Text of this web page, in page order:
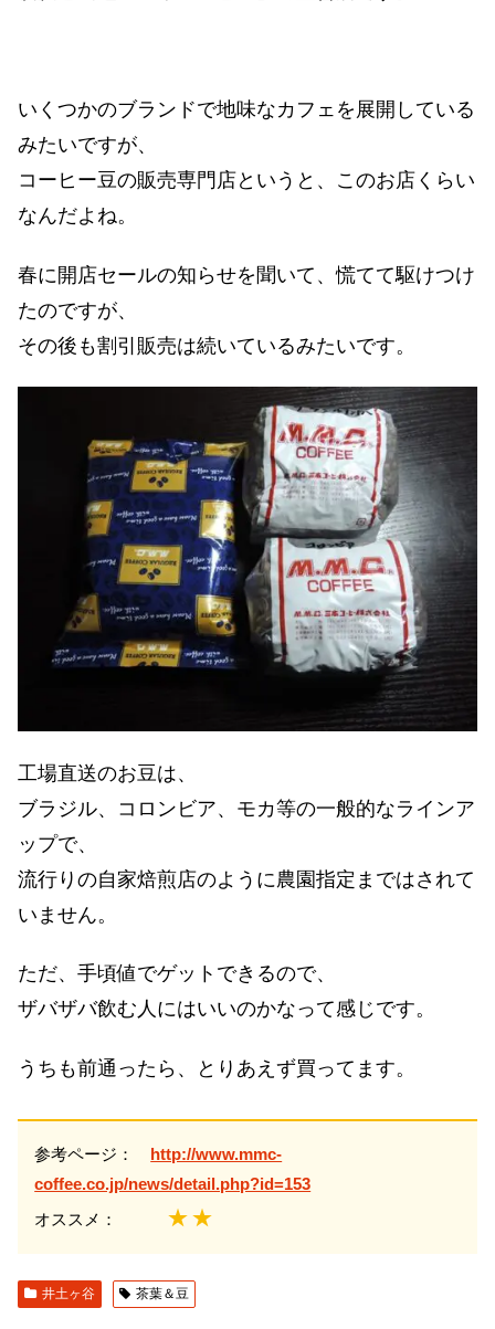
いくつかのブランドで地味なカフェを展開している
みたいですが、
コーヒー豆の販売専門店というと、このお店くらい
なんだよね。
春に開店セールの知らせを聞いて、慌てて駆けつけ
たのですが、
その後も割引販売は続いているみたいです。
工場直送のお豆は、
ブラジル、コロンビア、モカ等の一般的なラインア
ップで、
流行りの自家焙煎店のように農園指定まではされて
いません。
ただ、手頃値でゲットできるので、
ザバザバ飲む人にはいいのかなって感じです。
うちも前通ったら、とりあえず買ってます。
参考ページ： http://www.mmc-
coffee.co.jp/news/detail.php?id=153
オススメ： ★★
井土ヶ谷 茶葉＆豆